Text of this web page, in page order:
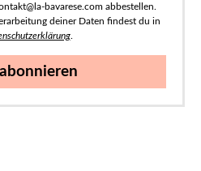
bavarese.com abbestellen.
deiner Daten findest du in
.